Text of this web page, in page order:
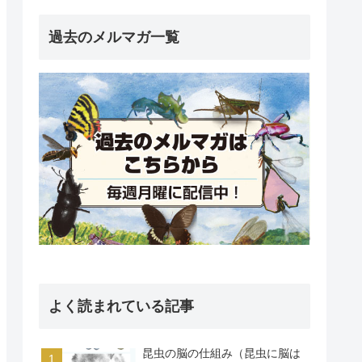
過去のメルマガ一覧
よく読まれている記事
昆虫の脳の仕組み（昆虫に脳は